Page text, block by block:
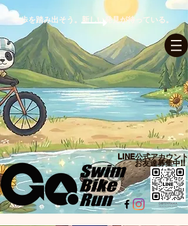
ログイン
一歩を踏み出そう。新しい発見が待っている。
LINE公式アカウント​
お友達募集中!!